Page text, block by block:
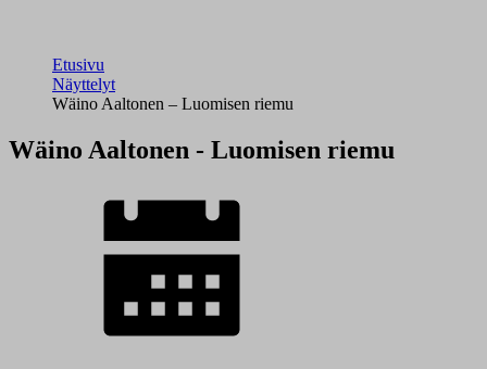
Etusivu
Näyttelyt
Wäino Aaltonen – Luomisen riemu
Wäino Aaltonen - Luomisen riemu